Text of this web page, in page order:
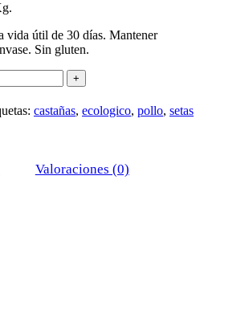
vida útil de 30 días. Mantener
Sin gluten.
castañas, ecologico, pollo, setas
Valoraciones (0)